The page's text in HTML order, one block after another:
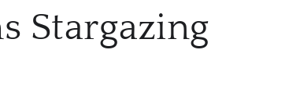
Stargazing